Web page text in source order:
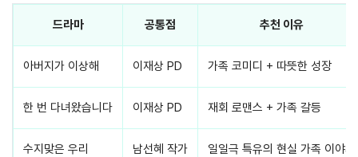
드라마 공통점 추천 이유
아버지가 이상해 이재상 PD 가족 코미디 + 따뜻한 성장
한 번 다녀왔습니다 이재상 PD 재회 로맨스 + 가족 갈등
수지맞은 우리 남선혜 작가 일일극 특유의 현실 가족 이야기